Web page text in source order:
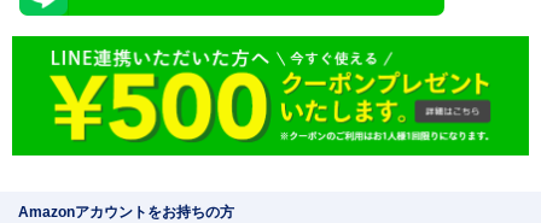
Amazonアカウントをお持ちの方